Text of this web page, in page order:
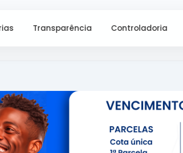
Transparência Controladoria